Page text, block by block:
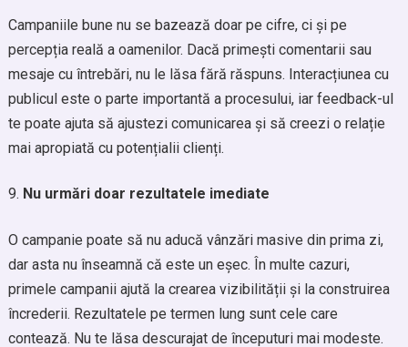
Campaniile bune nu se bazează doar pe cifre, ci și pe
percepția reală a oamenilor. Dacă primești comentarii sau
mesaje cu întrebări, nu le lăsa fără răspuns. Interacțiunea cu
publicul este o parte importantă a procesului, iar feedback-ul
te poate ajuta să ajustezi comunicarea și să creezi o relație
mai apropiată cu potențialii clienți.
Nu urmări doar rezultatele imediate
O campanie poate să nu aducă vânzări masive din prima zi,
dar asta nu înseamnă că este un eșec. În multe cazuri,
primele campanii ajută la crearea vizibilității și la construirea
încrederii. Rezultatele pe termen lung sunt cele care
contează. Nu te lăsa descurajat de începuturi mai modeste.